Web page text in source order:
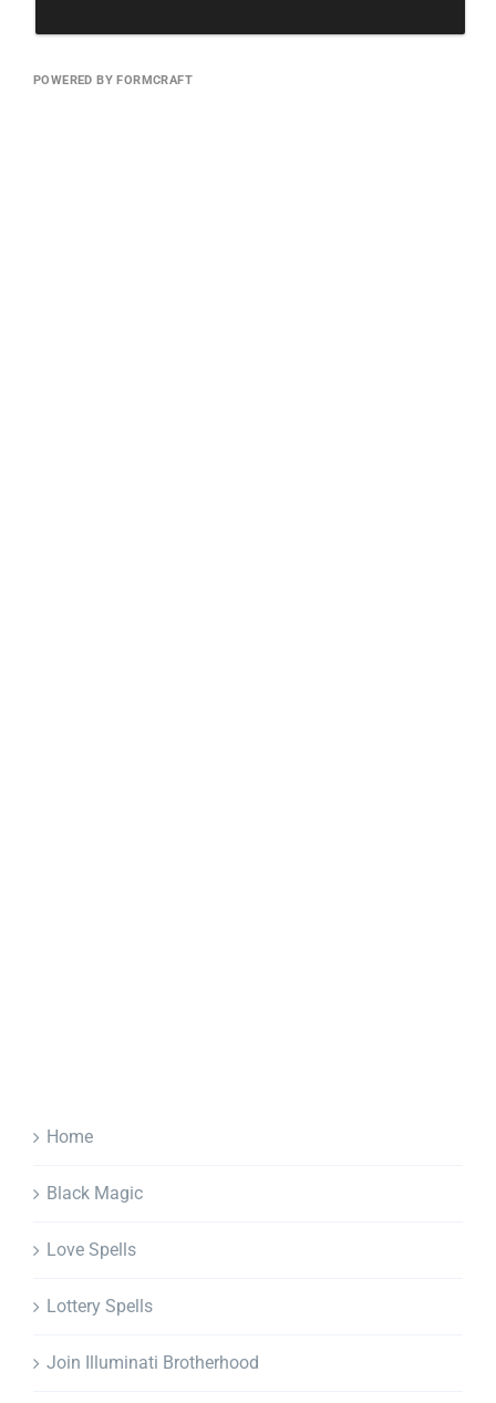
POWERED BY FORMCRAFT
Home
Black Magic
Love Spells
Lottery Spells
Join Illuminati Brotherhood